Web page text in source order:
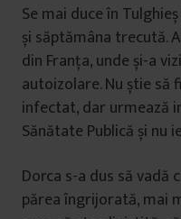
Se mai duce în
și săptămâna trecută.
din Franța, unde și-a
autoizolare. Nu știe să
infectat, dar urmează
Sănătate Publică și nu
Dorca s-a dus să vadă
părea îngrijorată, mai